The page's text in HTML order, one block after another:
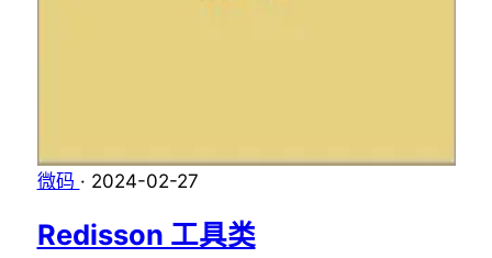
微码 · 2024-02-27
Redisson 工具类